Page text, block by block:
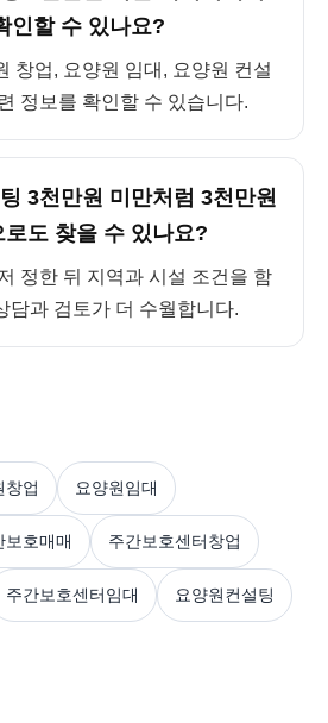
인할 수 있나요?
창업, 요양원 임대, 요양원 컨설
정보를 확인할 수 있습니다.
3천만원 미만처럼 3천만원
도 찾을 수 있나요?
정한 뒤 지역과 시설 조건을 함
담과 검토가 더 수월합니다.
창업 요양원임대
보호매매 주간보호센터창업
주간보호센터임대 요양원컨설팅